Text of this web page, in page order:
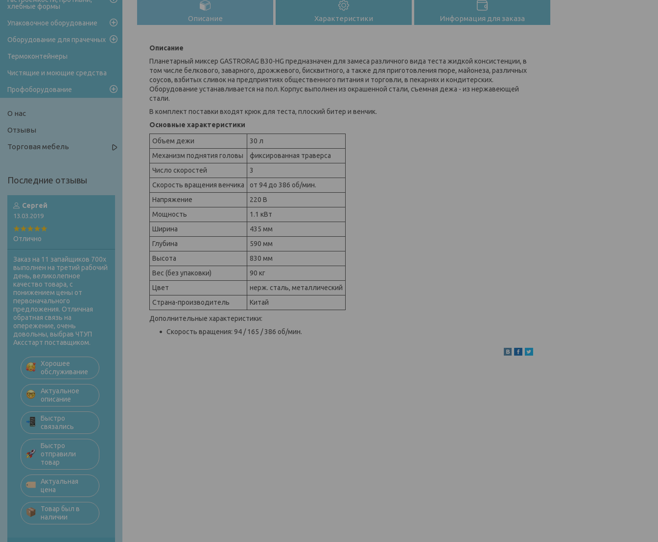
Описание Характеристики Информация для заказа
Описание
Планетарный миксер GASTRORAG B30-HG предназначен для замеса различного вида теста жидкой консистенции, в
том числе белкового, заварного, дрожжевого, бисквитного, а также для приготовления пюре, майонеза, различных
соусов, взбитых сливок на предприятиях общественного питания и торговли, в пекарнях и кондитерских.
Оборудование устанавливается на пол. Корпус выполнен из окрашенной стали, съемная дежа - из нержавеющей
стали.
В комплект поставки входят крюк для теста, плоский битер и венчик.
Основные характеристики
Объем дежи
30 л
Механизм поднятия головы
фиксированная траверса
Число скоростей
3
Скорость вращения венчика
от 94 до 386 об/мин.
Напряжение
220 В
Мощность
1.1 кВт
Ширина
435 мм
Глубина
590 мм
Высота
830 мм
Вес (без упаковки)
90 кг
Цвет
нерж. сталь, металлический
Страна-производитель
Китай
Дополнительные характеристики:
Скорость вращения: 94 / 165 / 386 об/мин.
хлебные формы
Упаковочное оборудование
Оборудование для прачечных
Термоконтейнеры
Чистящие и моющие средства
Профоборудование
О нас
Отзывы
Торговая мебель
Сергей
13.03.2019
Отлично
Заказ на 11 запайщиков 700х
выполнен на третий рабочий
день, великолепное
качество товара, с
понижением цены от
первоначального
предложения. Отличная
обратная связь на
опережение, очень
довольны, выбрав ЧТУП
Аксстарт поставщиком.
Хорошее
обслуживание
Актуальное
описание
Быстро
связались
Быстро
отправили
товар
Актуальная
цена
Товар был в
наличии